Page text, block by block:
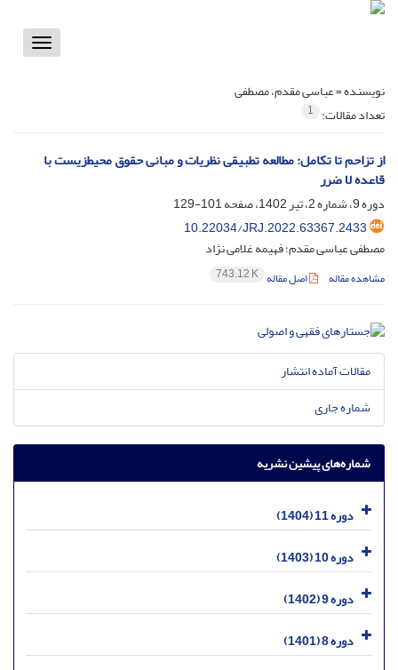
Toggle
نویسنده =عباسی مقدم، مصطفی
تعداد مقالات: 1
از تزاحم تا تکامل: مطالعه تطبیقی نظریات و مبانی حقوق محیط‌زیست با
قاعده لا ضرر
دوره 9، شماره 2، تیر 1402، صفحه
101-129
10.22034/JRJ.2022.63367.2433
مصطفی عباسی مقدم؛ فهیمه غلامی نژاد
مشاهده مقاله اصل مقاله 743.12 K
مقالات آماده انتشار
شماره جاری
شماره‌های پیشین نشریه
دوره 11 (1404)
دوره 10 (1403)
دوره 9 (1402)
دوره 8 (1401)